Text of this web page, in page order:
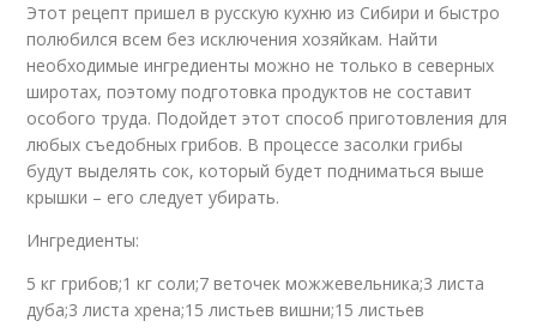
Этот рецепт пришел в русскую кухню из Сибири и быстро
полюбился всем без исключения хозяйкам. Найти
необходимые ингредиенты можно не только в северных
широтах, поэтому подготовка продуктов не составит
особого труда. Подойдет этот способ приготовления для
любых съедобных грибов. В процессе засолки грибы
будут выделять сок, который будет подниматься выше
крышки – его следует убирать.
Ингредиенты:
5 кг грибов;1 кг соли;7 веточек можжевельника;3 листа
дуба;3 листа хрена;15 листьев вишни;15 листьев